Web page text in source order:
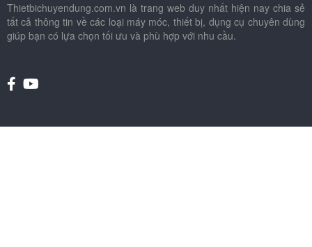
Thietbichuyendung.com.vn là trang web duy nhất hiện nay chia sẻ
tất cả thông tin về các loại máy móc, thiết bị, dụng cụ chuyên dùng
giúp bạn có lựa chọn tối ưu và phù hợp với nhu cầu.